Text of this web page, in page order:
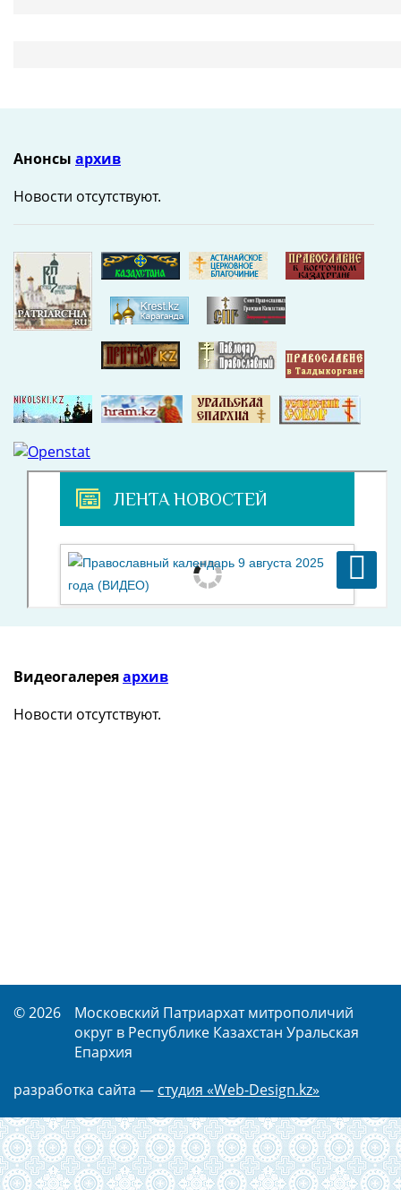
Анонсы архив
Новости отсутствуют.
Видеогалереяархив
Новости отсутствуют.
© 2026
Московский Патриархат митрополичий
округ в Республике Казахстан Уральская
Епархия
разработка сайта — студия «Web-Design.kz»